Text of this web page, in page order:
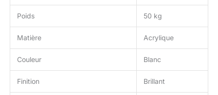
Poids 50 kg
Matière Acrylique
Couleur Blanc
Finition Brillant